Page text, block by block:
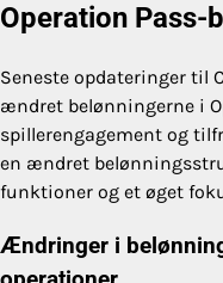
Operation Pass-
Seneste opdateringer til
ændret belønningerne i
spillerengagement og
en ændret
funktioner og et øget
Ændringer i